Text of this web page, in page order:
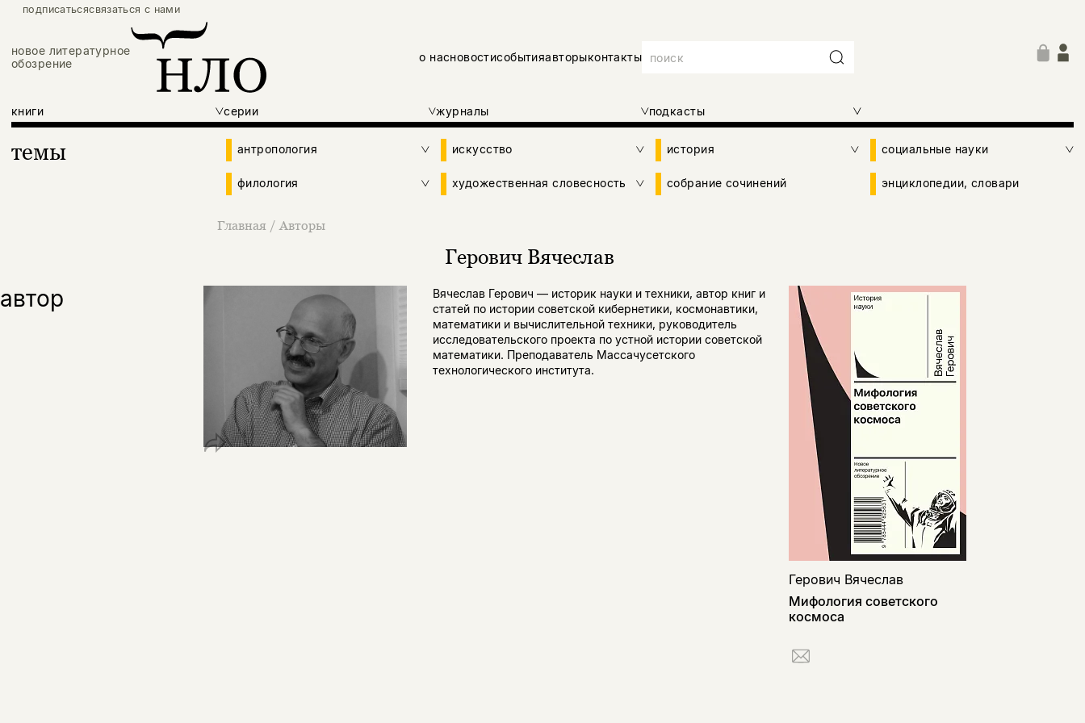
подписатьсясвязаться с нами
новое литературное
обозрение
о насновостисобытияавторыконтакты
книги серии журналы подкасты
темы антропология искусство история социальные науки
филология художественная словесность собрание сочинений энциклопедии, словари
Главная / Авторы
Герович Вячеслав
автор
Вячеслав Герович — историк науки и техники, автор книг и
статей по истории советской кибернетики, космонавтики,
математики и вычислительной техники, руководитель
исследовательского проекта по устной истории советской
математики. Преподаватель Массачусетского
технологического института.
Герович Вячеслав
Мифология советского
космоса